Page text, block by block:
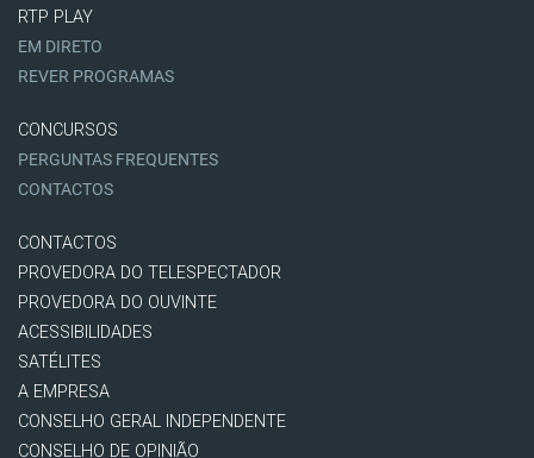
RTP PLAY
EM DIRETO
REVER PROGRAMAS
CONCURSOS
PERGUNTAS FREQUENTES
CONTACTOS
CONTACTOS
PROVEDORA DO TELESPECTADOR
PROVEDORA DO OUVINTE
ACESSIBILIDADES
SATÉLITES
A EMPRESA
CONSELHO GERAL INDEPENDENTE
CONSELHO DE OPINIÃO